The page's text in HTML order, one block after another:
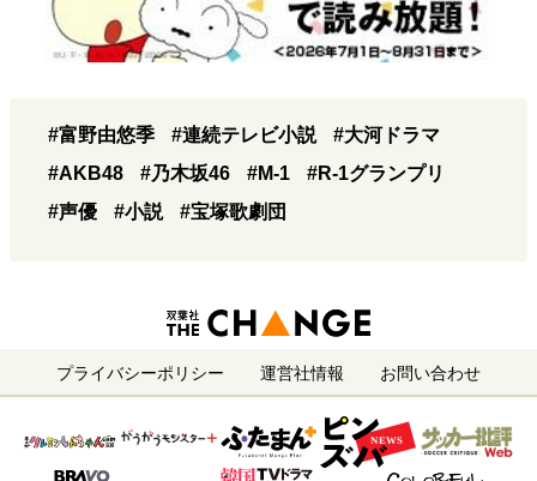
#富野由悠季 #連続テレビ小説
#大河ドラマ
#AKB48
#乃木坂46 #M-1
#R-1グランプリ
#声優
#小説 #宝塚歌劇団
プライバシーポリシー 運営社情報 お問い合わせ